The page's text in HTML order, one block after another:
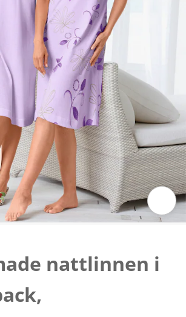
nattlinnen i